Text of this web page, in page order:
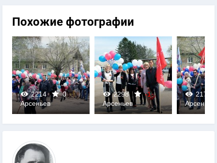
Похожие фотографии
2214
0
0
Арсеньев
2298
-1
0
Арсеньев
2179
0
Арсеньев